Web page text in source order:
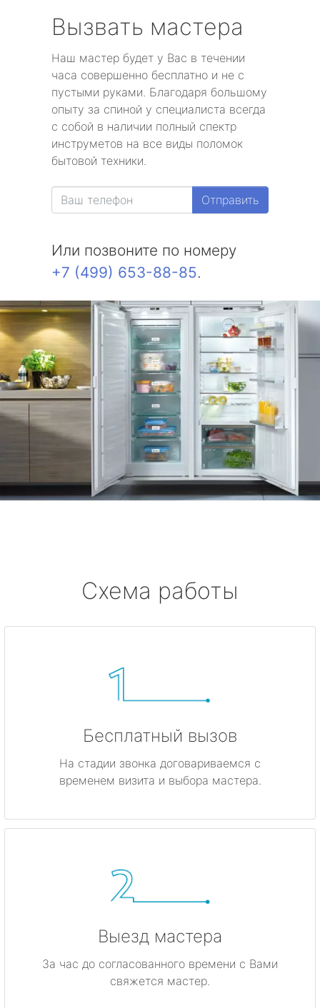
Вызвать мастера
Наш мастер будет у Вас в течении
часа совершенно бесплатно и не с
пустыми руками. Благодаря большому
опыту за спиной у специалиста всегда
с собой в наличии полный спектр
инструметов на все виды поломок
бытовой техники.
Отправить
Или позвоните по номеру
+7 (499) 653-88-85.
Схема работы
Бесплатный вызов
На стадии звонка договариваемся с
временем визита и выбора мастера.
Выезд мастера
За час до согласованного времени с Вами
свяжется мастер.